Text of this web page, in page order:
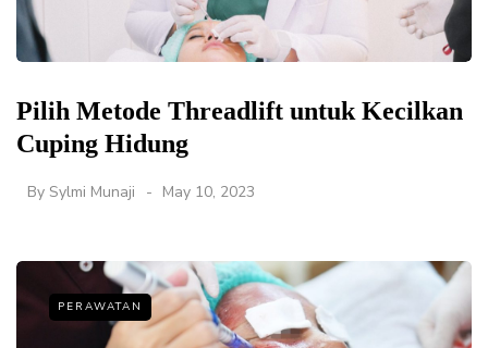
Pilih Metode Threadlift untuk Kecilkan
Cuping Hidung
By Sylmi Munaji May 10, 2023
PERAWATAN